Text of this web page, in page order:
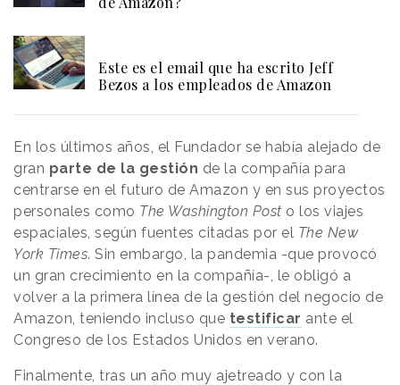
Este es el email que ha escrito Jeff
Bezos a los empleados de Amazon
En los últimos años, el Fundador se había alejado de
gran parte de la gestión de la compañía para
centrarse en el futuro de Amazon y en sus proyectos
personales como The Washington Post o los viajes
espaciales, según fuentes citadas por el The New
York Times. Sin embargo, la pandemia -que provocó
un gran crecimiento en la compañía-, le obligó a
volver a la primera línea de la gestión del negocio de
Amazon, teniendo incluso que testificar ante el
Congreso de los Estados Unidos en verano.
Finalmente, tras un año muy ajetreado y con la